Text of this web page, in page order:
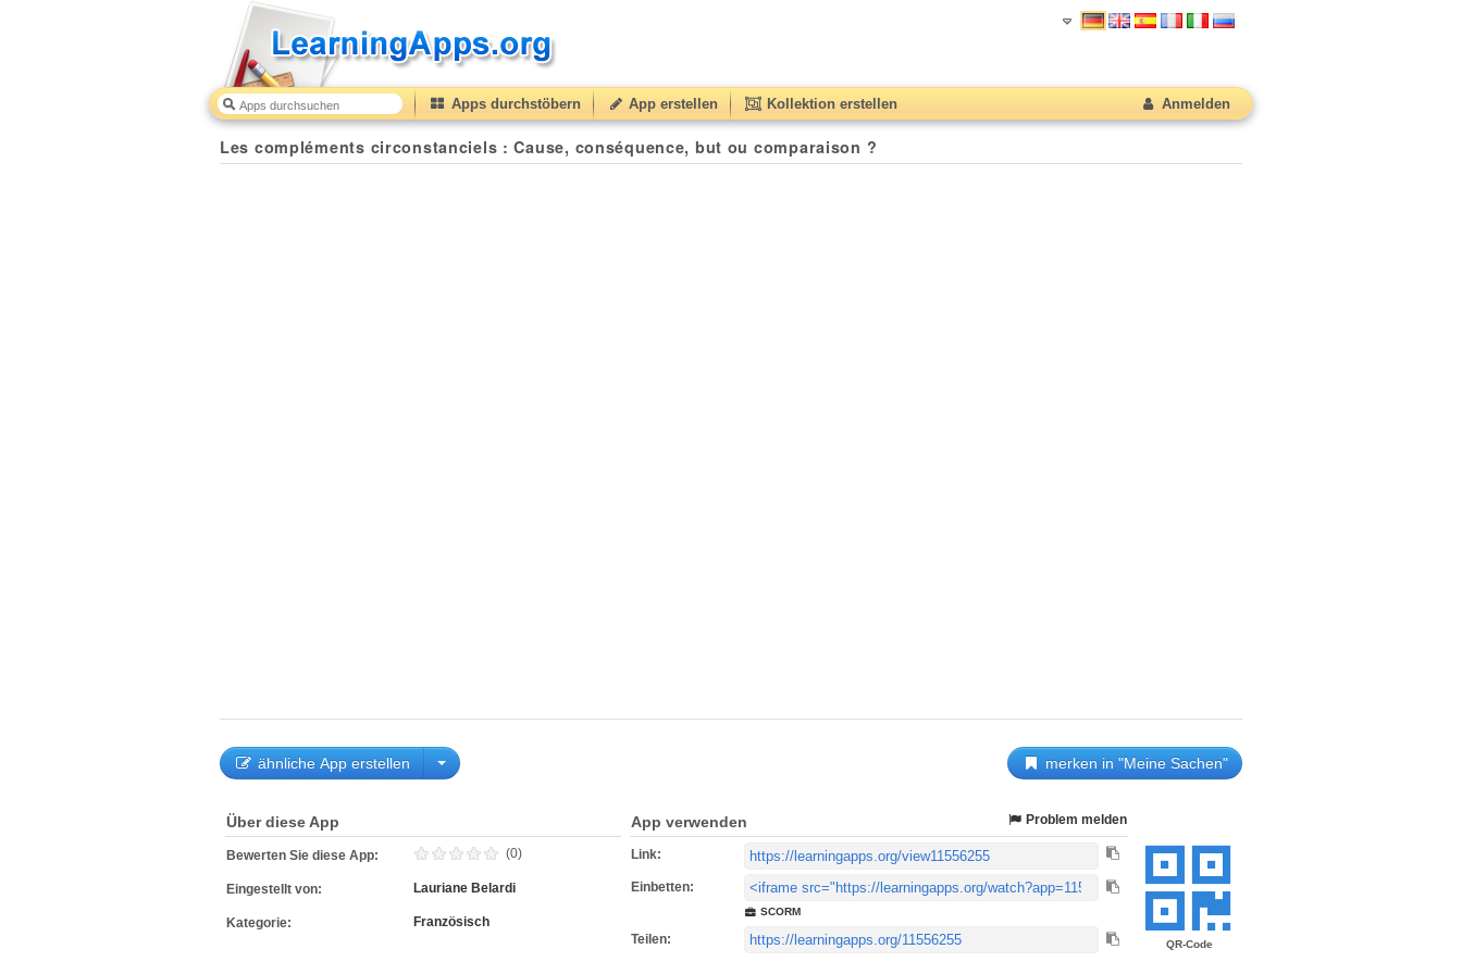
Apps durchstöbern App erstellen Kollektion erstellen Anmelden
Les compléments circonstanciels : Cause, conséquence, but ou comparaison ?
ähnliche App erstellen merken in "Meine Sachen"
QR-Code
Über diese App
Bewerten Sie diese App: (0)
Eingestellt von: Lauriane Belardi
Kategorie: Französisch
App verwenden Problem melden
Link:
Einbetten:
SCORM
Teilen: